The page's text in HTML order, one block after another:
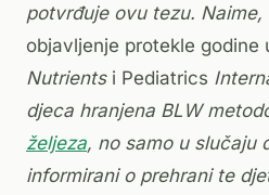
potvrđuje ovu tezu. Naime,
objavljenje protekle godine
Nutrientsi Pediatrics
djeca hranjena BLW
željeza, no samo u slučaju
informirani o prehrani te